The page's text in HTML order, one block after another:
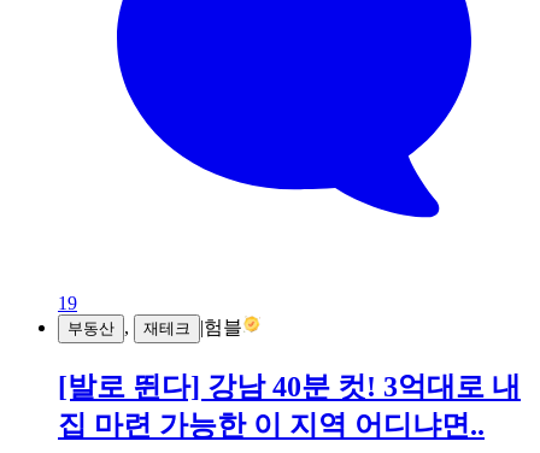
19
부동산 , 재테크 |험블
[발로 뛴다] 강남 40분 컷! 3억대로 내
집 마련 가능한 이 지역 어디냐면..